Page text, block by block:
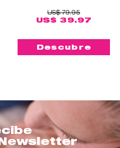
US$ 79.95
US$ 39.97
Descubre